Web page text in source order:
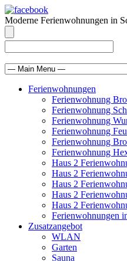
Moderne Ferienwohnungen in
Ferienwohnungen
Ferienwohnung
Ferienwohnung
Ferienwohnung
Ferienwohnung
Ferienwohnung
Ferienwohnung
Haus 2
Haus 2
Haus 2
Haus 2
Haus 2
Ferienwohnungen
Zusatzangebot
WLAN
Garten
Sauna